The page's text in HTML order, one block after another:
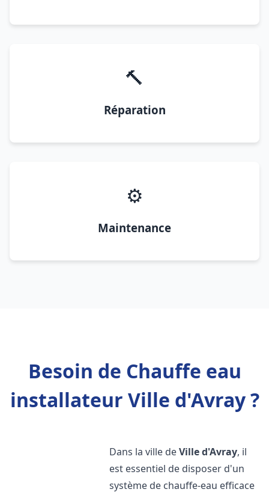
🔨
Réparation
⚙️
Maintenance
Besoin de Chauffe eau
installateur Ville d'Avray ?
Dans la ville deVille d'Avray, il
est essentiel de disposer d'un
système de chauffe-eau efficace